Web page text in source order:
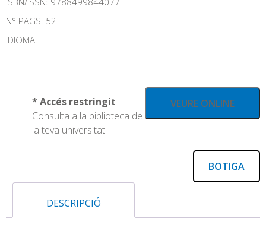
N° PAGS: 52
IDIOMA:
VEURE ONLINE
* Accés restringit
Consulta a la biblioteca de
la teva universitat
BOTIGA
DESCRIPCIÓ